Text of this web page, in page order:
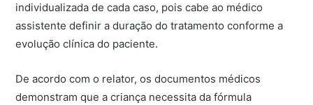
individualizada de cada caso, pois cabe ao médico
assistente definir a duração do tratamento conforme a
evolução clínica do paciente.
De acordo com o relator, os documentos médicos
demonstram que a criança necessita da fórmula